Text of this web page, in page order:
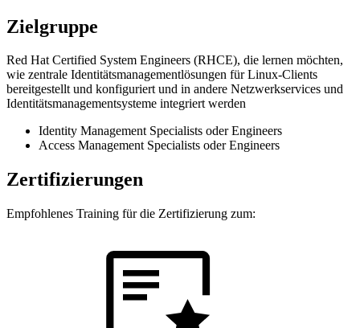
Zielgruppe
Red Hat Certified System Engineers (RHCE), die lernen möchten,
wie zentrale Identitätsmanagementlösungen für Linux-Clients
bereitgestellt und konfiguriert und in andere Netzwerkservices und
Identitätsmanagementsysteme integriert werden
Identity Management Specialists oder Engineers
Access Management Specialists oder Engineers
Zertifizierungen
Empfohlenes Training für die Zertifizierung zum: